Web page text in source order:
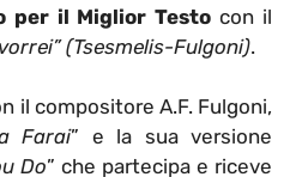
per il Miglior Testo con il
(Tsesmelis-Fulgoni).
il compositore A.F. Fulgoni,
Farai” e la sua versione
Do” che partecipa e riceve